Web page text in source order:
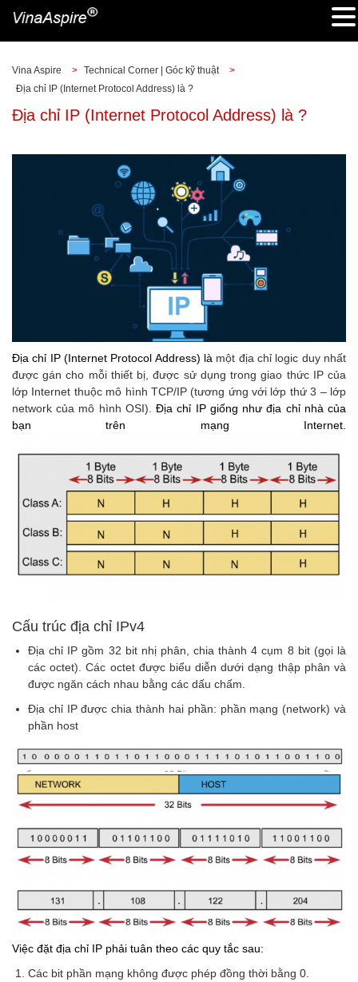
Vina Aspire > Technical Corner | Góc kỹ thuật
>
Địa chỉ IP (Internet Protocol Address) là ?
Địa chỉ IP (Internet Protocol Address) là ?
Địa chỉ IP (Internet Protocol Address) là một địa chỉ logic duy nhất
được gán cho mỗi thiết bị, được sử dụng trong giao thức IP của
lớp Internet thuộc mô hình TCP/IP (tương ứng với lớp thứ 3 – lớp
network của mô hình OSI).Địa chỉ IP giống như địa chỉ nhà của
bạn trên mạng Internet.
Cấu trúc địa chỉ IPv4
Địa chỉ IP gồm 32 bit nhị phân, chia thành 4 cụm 8 bit (gọi là
các octet). Các octet được biểu diễn dưới dạng thập phân và
được ngăn cách nhau bằng các dấu chấm.
Địa chỉ IP được chia thành hai phần: phần mạng (network) và
phần host
Việc đặt địa chỉ IP phải tuân theo các quy tắc sau:
Các bit phần mạng không được phép đồng thời bằng 0.